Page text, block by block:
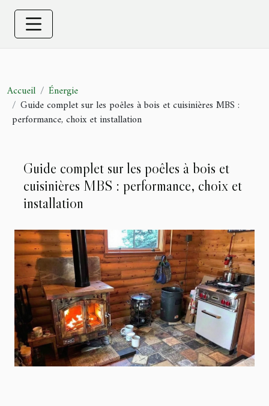
Accueil
Énergie
Guide complet sur les poêles à bois et cuisinières MBS :
performance, choix et installation
Guide complet sur les poêles à bois et
cuisinières MBS : performance, choix et
installation